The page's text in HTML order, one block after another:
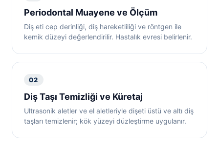
Periodontal Muayene ve Ölçüm
Diş eti cep derinliği, diş hareketliliği ve röntgen ile
kemik düzeyi değerlendirilir. Hastalık evresi belirlenir.
02
Diş Taşı Temizliği ve Küretaj
Ultrasonik aletler ve el aletleriyle dişeti üstü ve altı diş
taşları temizlenir; kök yüzeyi düzleştirme uygulanır.